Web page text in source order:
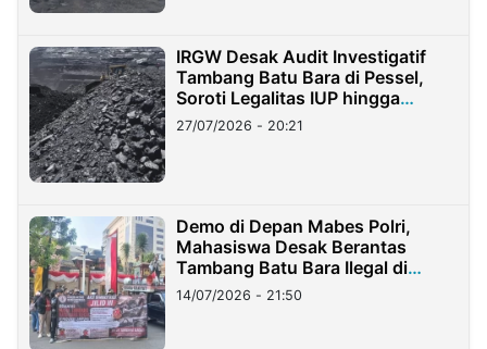
IRGW Desak Audit Investigatif
Tambang Batu Bara di Pessel,
Soroti Legalitas IUP hingga
Stockpile
27/07/2026 - 20:21
Demo di Depan Mabes Polri,
Mahasiswa Desak Berantas
Tambang Batu Bara Ilegal di
Lampung
14/07/2026 - 21:50